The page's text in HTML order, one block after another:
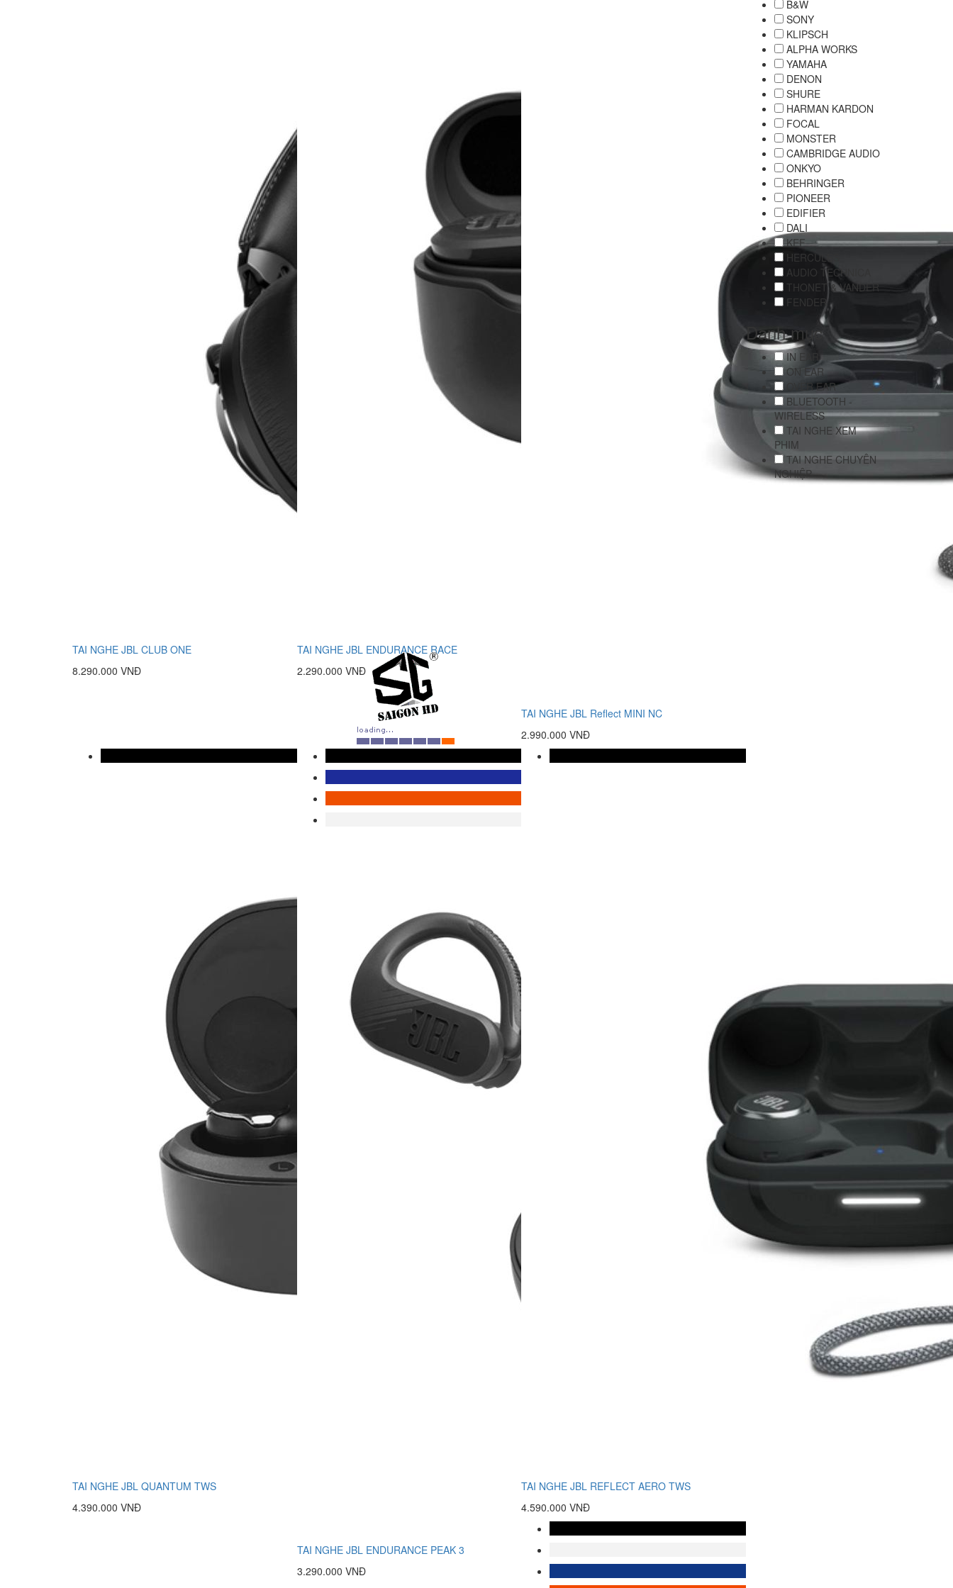
TAI NGHE JBL CLUB ONE
8.290.000 VNĐ
TAI NGHE JBL ENDURANCE RACE
2.290.000 VNĐ
TAI NGHE JBL Reflect MINI NC
2.990.000 VNĐ
TAI NGHE JBL QUANTUM TWS
4.390.000 VNĐ
TAI NGHE JBL ENDURANCE PEAK 3
3.290.000 VNĐ
TAI NGHE JBL REFLECT AERO TWS
4.590.000 VNĐ
B&W
SONY
KLIPSCH
ALPHA WORKS
YAMAHA
DENON
SHURE
HARMAN KARDON
FOCAL
MONSTER
CAMBRIDGE AUDIO
ONKYO
BEHRINGER
PIONEER
EDIFIER
DALI
KEF
HERCULES
AUDIO TECHNICA
THONET & VANDER
FENDER
Danh mục
IN EAR
ON EAR
OVER EAR
BLUETOOTH -
WIRELESS
TAI NGHE XEM
PHIM
TAI NGHE CHUYÊN
NGHIỆP